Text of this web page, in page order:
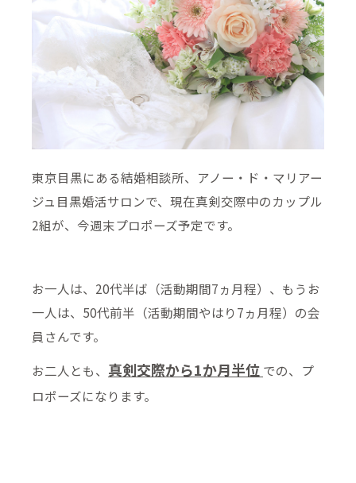
東京目黒にある結婚相談所、アノー・ド・マリアー
ジュ目黒婚活サロンで、現在真剣交際中のカップル
2組が、今週末プロポーズ予定です。
お一人は、20代半ば（活動期間7ヵ月程）、もうお
一人は、50代前半（活動期間やはり7ヵ月程）の会
員さんです。
お二人とも、 真剣交際から1か月半位 での、プ
ロポーズになります。